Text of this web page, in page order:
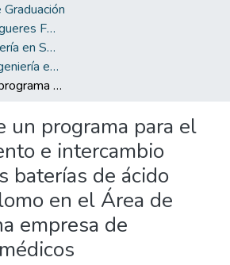
Biblioteca José Figueres Ferrer
Escuela de Ingeniería en Seguridad Laboral e Higiene Ambiental
Licenciatura en Ingeniería en Seguridad Laboral e Higiene Ambiental
Propuesta de un programa para el almacenamiento e intercambio seguro de las baterías de ácido sulfúrico y plomo en el Área de Recibo de una empresa de dispositivos médicos
un programa para el
e intercambio
baterías de ácido
en el Área de
empresa de